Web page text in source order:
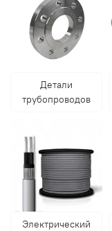
Детали
трубопроводов
Электрический